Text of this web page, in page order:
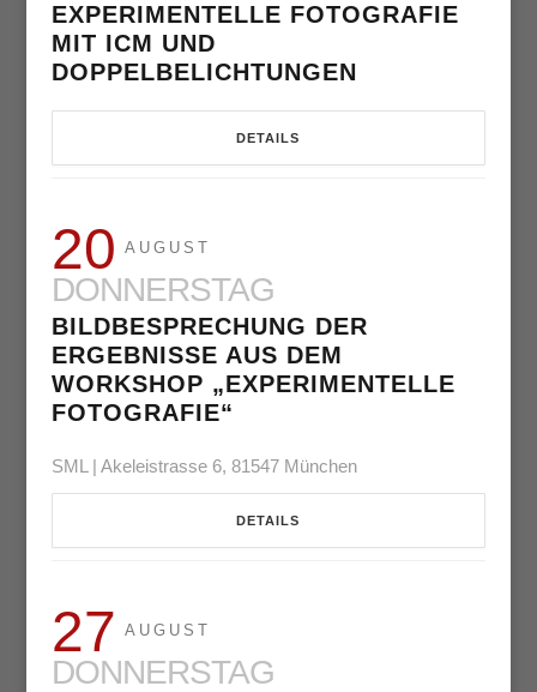
EXPERIMENTELLE FOTOGRAFIE
MIT ICM UND
DOPPELBELICHTUNGEN
DETAILS
20 AUGUST
DONNERSTAG
BILDBESPRECHUNG DER
ERGEBNISSE AUS DEM
WORKSHOP „EXPERIMENTELLE
FOTOGRAFIE“
SML | Akeleistrasse 6, 81547 München
DETAILS
27 AUGUST
DONNERSTAG